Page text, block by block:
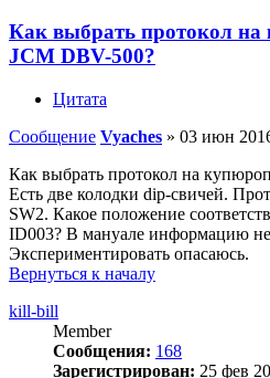
Как выбрать протокол
JCM DBV-500?
Цитата
Сообщение Vyaches » 03 июн
Как выбрать протокол на
Есть две колодки dip-свичей.
SW2. Какое положение
ID003? В мануале информацию
Экспериментировать опасаюсь.
Вернуться к началу
kill-bill
Member
Сообщения: 168
Зарегистрирован: 25 фев